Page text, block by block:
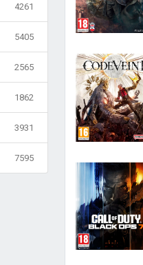
4261
5405
2565
1862
3931
7595